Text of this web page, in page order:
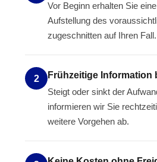
Vor Beginn erhalten Sie
Aufstellung des
zugeschnitten auf Ihren Fall.
2
Frühzeitige Information
Steigt oder sinkt der
informieren wir Sie
weitere Vorgehen ab.